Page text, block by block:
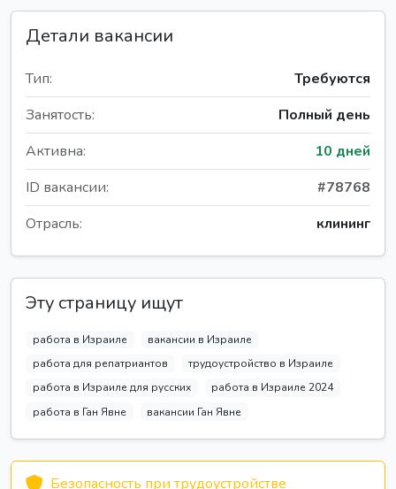
Детали вакансии
Тип:
Требуются
Занятость:
Полный день
Активна:
10 дней
ID вакансии:
#78768
Отрасль:
клининг
Эту страницу ищут
работа в Израиле
вакансии в Израиле
работа для репатриантов
трудоустройство в Израиле
работа в Израиле для русских
работа в Израиле 2024
работа в Ган Явне
вакансии Ган Явне
Безопасность при трудоустройстве